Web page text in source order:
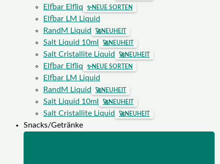
Elfbar Elfliq ✨NEUE SORTEN
Elfbar LM Liquid
RandM Liquid
🚀NEUHEIT
Salt Liquid 10ml 🚀NEUHEIT
Salt Cristallite Liquid 🚀NEUHEIT
Elfbar Elfliq ✨NEUE SORTEN
Elfbar LM Liquid
RandM Liquid
🚀NEUHEIT
Salt Liquid 10ml 🚀NEUHEIT
Salt Cristallite Liquid 🚀NEUHEIT
Snacks/Getränke